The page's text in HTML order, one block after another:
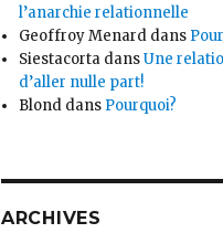
l’anarchie relationnelle
Geoffroy Menard dans
Siestacorta dansUne
d’aller nulle part!
Blond dans Pourquoi?
ARCHIVES